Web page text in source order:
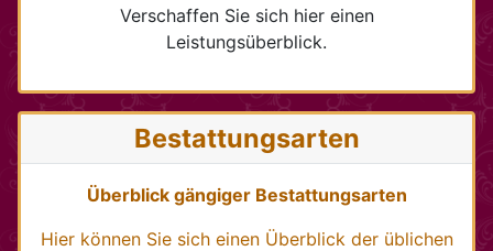
Verschaffen Sie sich hier einen
Leistungsüberblick.
Bestattungsarten
Überblick gängiger Bestattungsarten
Hier können Sie sich einen Überblick der üblichen